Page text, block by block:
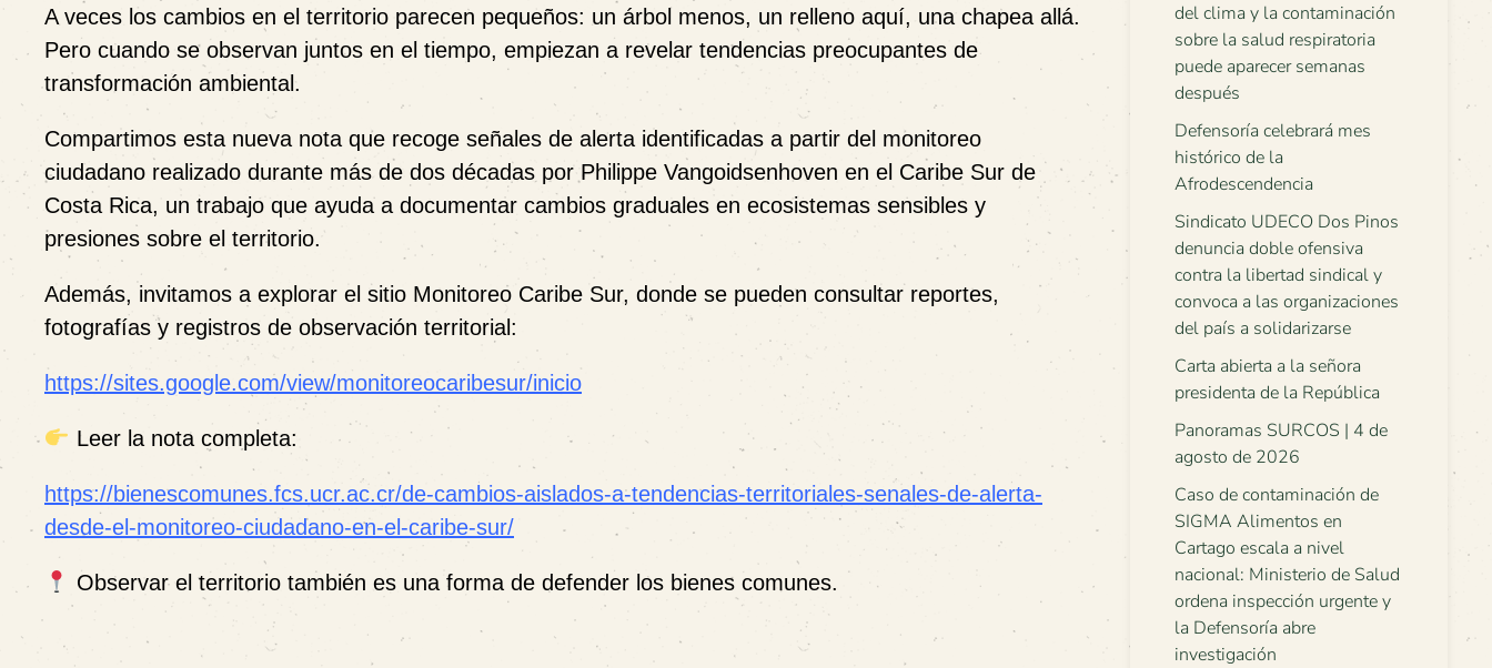
A veces los cambios en el territorio parecen pequeños: un árbol menos, un relleno aquí, una chapea allá.
Pero cuando se observan juntos en el tiempo, empiezan a revelar tendencias preocupantes de
transformación ambiental.
Compartimos esta nueva nota que recoge señales de alerta identificadas a partir del monitoreo
ciudadano realizado durante más de dos décadas por Philippe Vangoidsenhoven en el Caribe Sur de
Costa Rica, un trabajo que ayuda a documentar cambios graduales en ecosistemas sensibles y
presiones sobre el territorio.
Además, invitamos a explorar el sitio Monitoreo Caribe Sur, donde se pueden consultar reportes,
fotografías y registros de observación territorial:
https://sites.google.com/view/monitoreocaribesur/inicio
Leer la nota completa:
https://bienescomunes.fcs.ucr.ac.cr/de-cambios-aislados-a-tendencias-territoriales-senales-de-alerta-
desde-el-monitoreo-ciudadano-en-el-caribe-sur/
Observar el territorio también es una forma de defender los bienes comunes.
del clima y la contaminación
sobre la salud respiratoria
puede aparecer semanas
después
Defensoría celebrará mes
histórico de la
Afrodescendencia
Sindicato UDECO Dos Pinos
denuncia doble ofensiva
contra la libertad sindical y
convoca a las organizaciones
del país a solidarizarse
Carta abierta a la señora
presidenta de la República
Panoramas SURCOS | 4 de
agosto de 2026
Caso de contaminación de
SIGMA Alimentos en
Cartago escala a nivel
nacional: Ministerio de Salud
ordena inspección urgente y
la Defensoría abre
investigación